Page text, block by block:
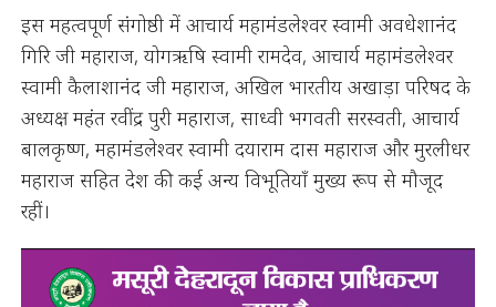
इस महत्वपूर्ण संगोष्ठी में आचार्य महामंडलेश्वर स्वामी अवधेशानंद
गिरि जी महाराज, योगऋषि स्वामी रामदेव, आचार्य महामंडलेश्वर
स्वामी कैलाशानंद जी महाराज, अखिल भारतीय अखाड़ा परिषद के
अध्यक्ष महंत रवींद्र पुरी महाराज, साध्वी भगवती सरस्वती, आचार्य
बालकृष्ण, महामंडलेश्वर स्वामी दयाराम दास महाराज और मुरलीधर
महाराज सहित देश की कई अन्य विभूतियाँ मुख्य रूप से मौजूद
रहीं।